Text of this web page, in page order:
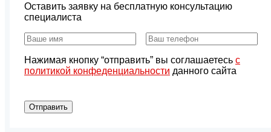
Оставить заявку на бесплатную консультацию
специалиста
Нажимая кнопку “отправить” вы соглашаетесь с
политикой конфеденциальности данного сайта
Отправить